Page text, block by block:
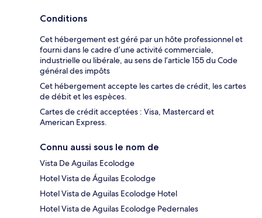
Conditions
Cet hébergement est géré par un hôte professionnel et
fourni dans le cadre d’une activité commerciale,
industrielle ou libérale, au sens de l’article 155 du Code
général des impôts
Cet hébergement accepte les cartes de crédit, les cartes
de débit et les espèces.
Cartes de crédit acceptées : Visa, Mastercard et
American Express.
Connu aussi sous le nom de
Vista De Aguilas Ecolodge
Hotel Vista de Águilas Ecolodge
Hotel Vista de Aguilas Ecolodge Hotel
Hotel Vista de Aguilas Ecolodge Pedernales